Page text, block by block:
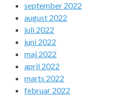
september 2022
august 2022
juli 2022
juni 2022
maj 2022
april 2022
marts 2022
februar 2022